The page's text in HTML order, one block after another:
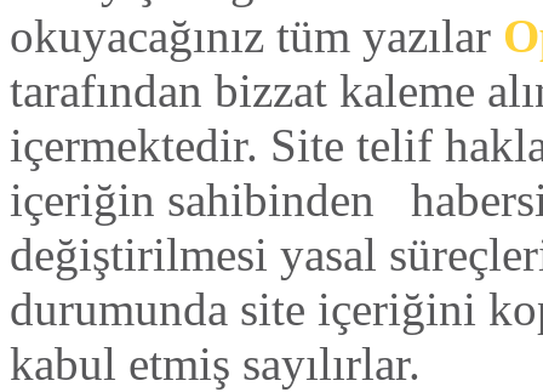
okuyacağınız tüm yazılar
tarafından bizzat kaleme
içermektedir. Site telif
içeriğin sahibinden
değiştirilmesi yasal
durumunda site içeriğini
kabul etmiş sayılırlar.